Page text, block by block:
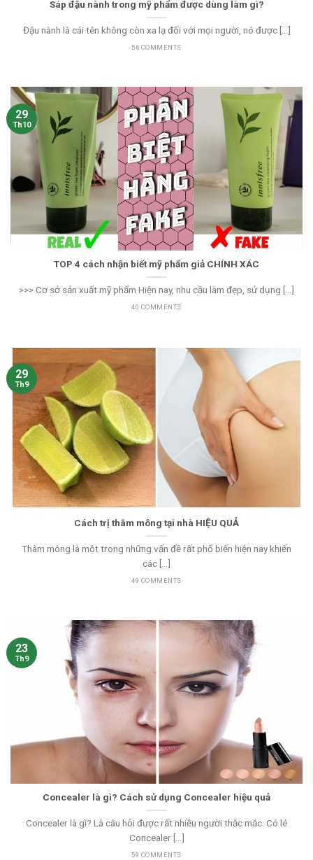
Sáp đậu nành trong mỹ phẩm được dùng làm gì?
Đậu nành là cái tên không còn xa lạ đối với mọi người, nó được [...]
56 COMMENTS
TOP 4 cách nhận biết mỹ phẩm giả CHÍNH XÁC
>>> Cơ sở sản xuất mỹ phẩm Hiện nay, nhu cầu làm đẹp, sử dụng [...]
40 COMMENTS
29
Th10
Cách trị thâm mông tại nhà HIỆU QUẢ
Thâm mông là một trong những vấn đề rất phổ biến hiện nay khiến
các [...]
49 COMMENTS
29
Th9
Concealer là gì? Cách sử dụng Concealer hiệu quả
Concealer là gì? Là câu hỏi được rất nhiều người thắc mắc. Có lé
Concealer [...]
59 COMMENTS
23
Th9